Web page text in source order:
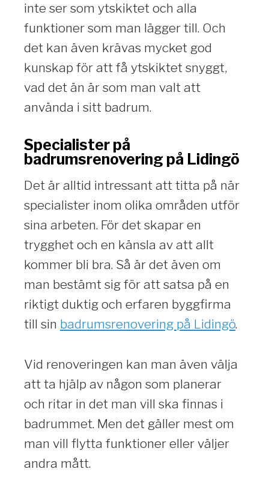
inte ser som ytskiktet och alla
funktioner som man lägger till. Och
det kan även krävas mycket god
kunskap för att få ytskiktet snyggt,
vad det än är som man valt att
använda i sitt badrum.
Specialister på
badrumsrenovering på Lidingö
Det är alltid intressant att titta på när
specialister inom olika områden utför
sina arbeten. För det skapar en
trygghet och en känsla av att allt
kommer bli bra. Så är det även om
man bestämt sig för att satsa på en
riktigt duktig och erfaren byggfirma
till sin badrumsrenovering på Lidingö.
Vid renoveringen kan man även välja
att ta hjälp av någon som planerar
och ritar in det man vill ska finnas i
badrummet. Men det gäller mest om
man vill flytta funktioner eller väljer
andra mått.